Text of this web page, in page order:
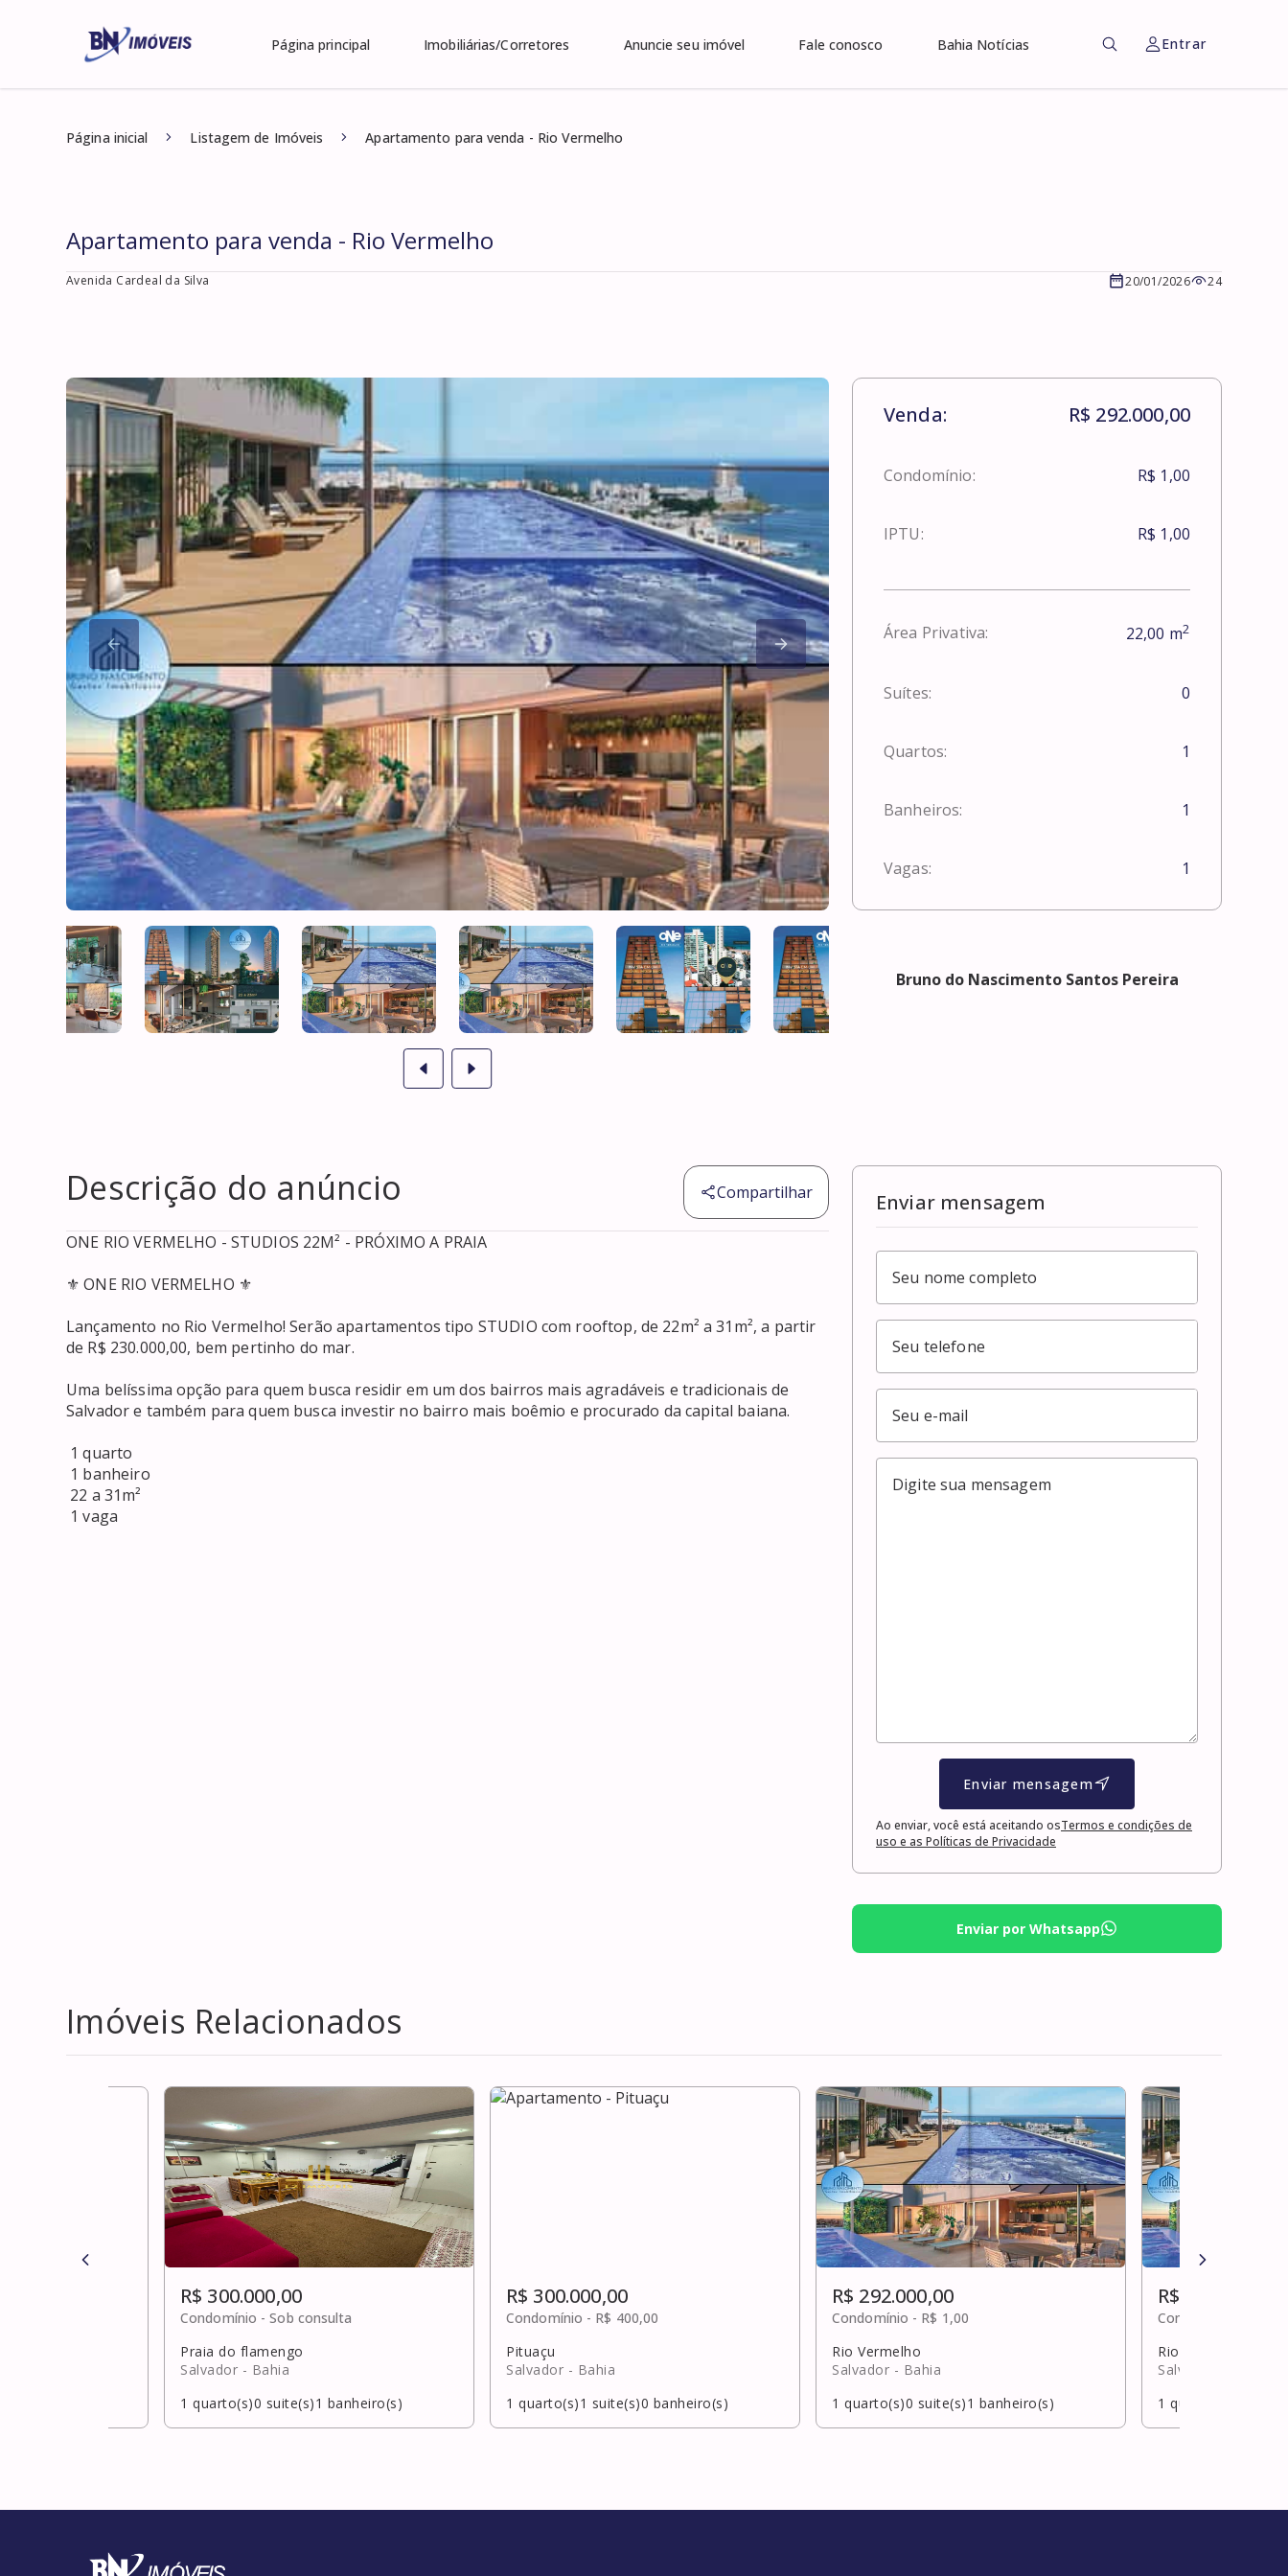
Página principal Imobiliárias/Corretores Anuncie seu imóvel Fale conosco Bahia Notícias Entrar
Página inicial Listagem de Imóveis Apartamento para venda - Rio Vermelho
Apartamento para venda - Rio Vermelho
Avenida Cardeal da Silva 20/01/2026 24
Venda: R$ 292.000,00
Condomínio: R$ 1,00
IPTU: R$ 1,00
Área Privativa: 22,00 m2
Suítes: 0
Quartos: 1
Banheiros: 1
Vagas: 1
Bruno do Nascimento Santos Pereira
Descrição do anúncio Compartilhar
ONE RIO VERMELHO - STUDIOS 22M² - PRÓXIMO A PRAIA
⚜️ ONE RIO VERMELHO ⚜️
Lançamento no Rio Vermelho! Serão apartamentos tipo STUDIO com rooftop, de 22m² a 31m², a partir
de R$ 230.000,00, bem pertinho do mar.
Uma belíssima opção para quem busca residir em um dos bairros mais agradáveis e tradicionais de
Salvador e também para quem busca investir no bairro mais boêmio e procurado da capital baiana.
1 vaga
Enviar mensagem
Enviar mensagem
Ao enviar, você está aceitando osTermos e condições de
uso e as Políticas de Privacidade
Enviar por Whatsapp
Imóveis Relacionados
R$ 300.000,00
Condomínio -Sob consulta
Praia do flamengo
Salvador - Bahia
1 quarto(s)0 suite(s)1 banheiro(s)
R$ 300.000,00
Condomínio - R$ 400,00
Pituaçu
Salvador - Bahia
1 quarto(s)1 suite(s)0 banheiro(s)
R$ 292.000,00
Condomínio - R$ 1,00
Rio Vermelho
Salvador - Bahia
1 quarto(s)0 suite(s)1 banheiro(s)
R$ 292.000,00
Condomínio -
Rio Vermelho
Salvador
1 quarto(s)